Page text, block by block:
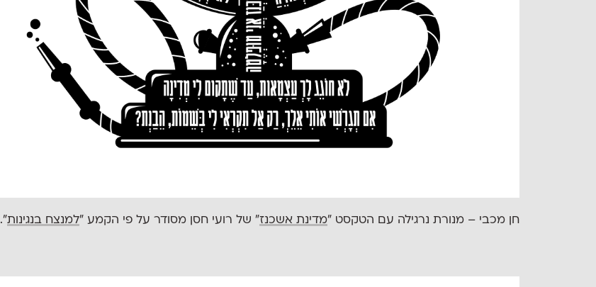
חן מכבי – מנורת נרגילה עם הטקסט ״מדינת אשכנז״ של רועי חסן מסודר על פי הקמע "למנצח בנגינות".